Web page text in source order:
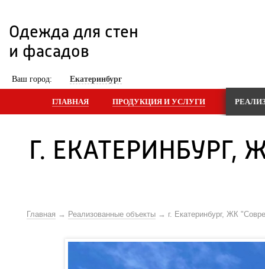
Одежда для стен
и фасадов
Ваш город: Екатеринбург
ГЛАВНАЯ ПРОДУКЦИЯ И УСЛУГИ
Г.
Главная Реализованные объекты г. Екатеринбург, ЖК